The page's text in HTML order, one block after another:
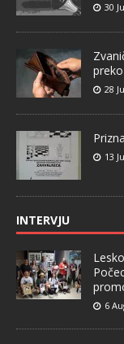
30
28
13
INTERVJU
6